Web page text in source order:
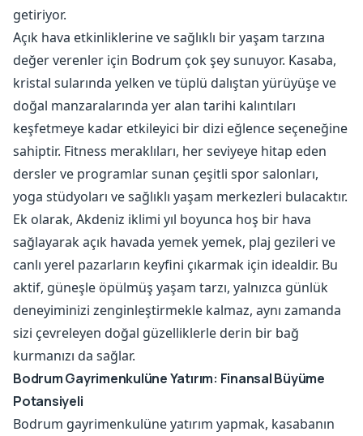
getiriyor.
Açık hava etkinliklerine ve sağlıklı bir yaşam tarzına
değer verenler için Bodrum çok şey sunuyor. Kasaba,
kristal sularında yelken ve tüplü dalıştan yürüyüşe ve
doğal manzaralarında yer alan tarihi kalıntıları
keşfetmeye kadar etkileyici bir dizi eğlence seçeneğine
sahiptir. Fitness meraklıları, her seviyeye hitap eden
dersler ve programlar sunan çeşitli spor salonları,
yoga stüdyoları ve sağlıklı yaşam merkezleri bulacaktır.
Ek olarak, Akdeniz iklimi yıl boyunca hoş bir hava
sağlayarak açık havada yemek yemek, plaj gezileri ve
canlı yerel pazarların keyfini çıkarmak için idealdir. Bu
aktif, güneşle öpülmüş yaşam tarzı, yalnızca günlük
deneyiminizi zenginleştirmekle kalmaz, aynı zamanda
sizi çevreleyen doğal güzelliklerle derin bir bağ
kurmanızı da sağlar.
Bodrum Gayrimenkulüne Yatırım: Finansal Büyüme
Potansiyeli
Bodrum gayrimenkulüne yatırım yapmak, kasabanın